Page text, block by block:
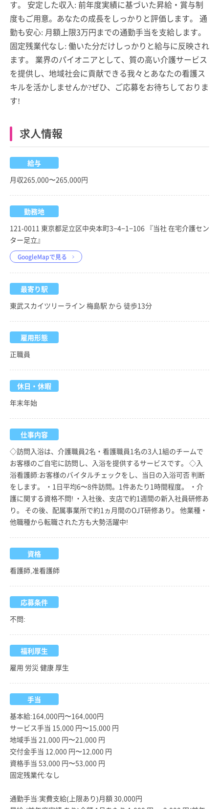
す。 安定した収入: 前年度実績に基づいた昇給・賞与制
度もご用意。あなたの成長をしっかりと評価します。 通
勤も安心: 月額上限3万円までの通勤手当を支給します。
固定残業代なし: 働いた分だけしっかりと給与に反映され
ます。 業界のパイオニアとして、質の高い介護サービス
を提供し、地域社会に貢献できる我々とあなたの看護ス
キルを活かしませんか?ぜひ、ご応募をお待ちしておりま
す!
求人情報
給与
月収265,000〜265,000円
勤務地
121-0011 東京都足立区中央本町3−4−1−106 『当社 在宅介護セン
ター足立』
GoogleMapで見る
最寄り駅
東武スカイツリーライン 梅島駅 から 徒歩13分
雇用形態
正職員
休日・休暇
年末年始
仕事内容
◇訪問入浴は、介護職員2名・看護職員1名の3人1組のチームで
お客様のご自宅に訪問し、入浴を提供するサービスです。 ◇入
浴看護師:お客様のバイタルチェックをし、当日の入浴可否 判断
をします。 ・1日平均6〜8件訪問。1件あたり1時間程度。 ・介
護に関する資格不問! ・入社後、支店で約1週間の新入社員研修あ
り。 その後、配属事業所で約1ヵ月間のOJT研修あり。 他業種・
他職種から転職された方も大勢活躍中!
資格
看護師,准看護師
応募条件
不問:
福利厚生
雇用 労災 健康 厚生
手当
基本給:164,000円〜164,000円
サービス手当 15,000 円〜15,000 円
地域手当 21,000 円〜21,000 円
交付金手当 12,000 円〜12,000 円
資格手当 53,000 円〜53,000 円
固定残業代:なし
通勤手当:実費支給(上限あり)月額 30,000円